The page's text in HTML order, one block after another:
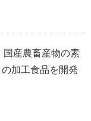
国産農畜産物の素
加工食品を開発